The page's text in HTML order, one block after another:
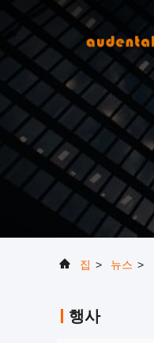
집 > 뉴스 >
행사